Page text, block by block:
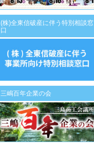
(株)全東信破産に伴う特別相談窓
口
三嶋百年企業の会